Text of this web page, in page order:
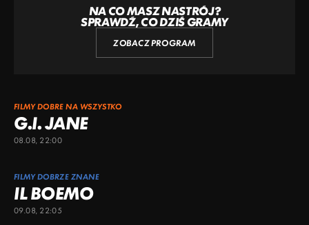
NA CO MASZ NASTRÓJ?
SPRAWDŹ, CO DZIŚ GRAMY
ZOBACZ PROGRAM
FILMY DOBRE NA WSZYSTKO
G.I. JANE
08.08, 22:00
FILMY DOBRZE ZNANE
IL BOEMO
09.08, 22:05